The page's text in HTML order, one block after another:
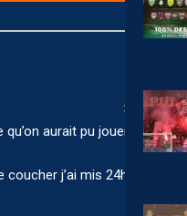
aurait pu jouer la
j’ai mis 24h